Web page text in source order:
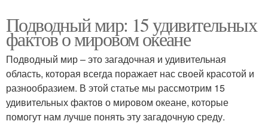
Подводный мир: 15 удивительных
фактов о мировом океане
Подводный мир – это загадочная и удивительная
область, которая всегда поражает нас своей красотой и
разнообразием. В этой статье мы рассмотрим 15
удивительных фактов о мировом океане, которые
помогут нам лучше понять эту загадочную среду.